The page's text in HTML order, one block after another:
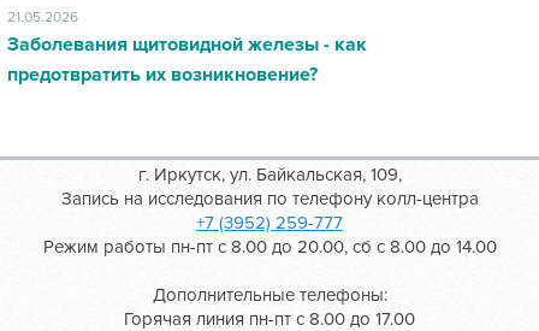
21.05.2026
Заболевания щитовидной железы - как
предотвратить их возникновение?
г. Иркутск, ул. Байкальская, 109,
Запись на исследования по телефону колл-центра
+7 (3952) 259-777
Режим работы пн-пт с 8.00 до 20.00, сб с 8.00 до 14.00
Дополнительные телефоны:
Горячая линия пн-пт с 8.00 до 17.00